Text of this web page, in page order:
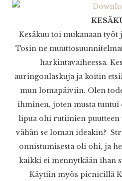
Kesäkuu toi mukanaan
Tosin ne
harkintavaiheessa.
auringonlaskuja ja koitin
mun lomapäiviin. Olen
ihminen, joten musta tuntui
lipua ohi rutiinien puutteen
vähän se loman ideakin?
onnistumisesta oli ohi, ja
kaikki ei mennytkään ihan
Käytiin myös picnicillä